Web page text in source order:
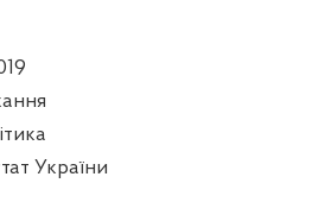
України